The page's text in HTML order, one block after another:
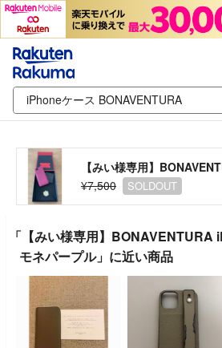
¥7,500
SOLDOUT
「【みい様専用】
モネパープル」に近い商品